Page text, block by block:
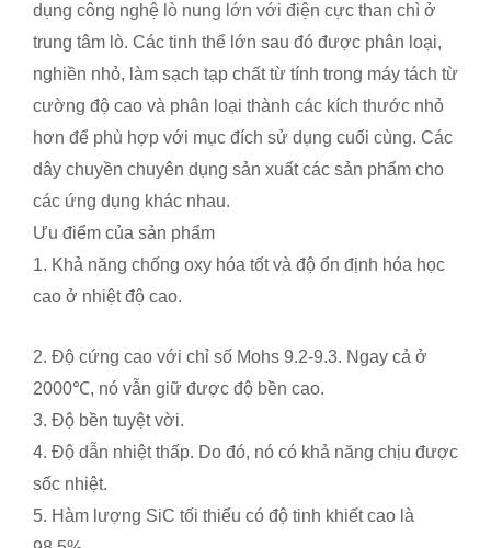
dụng công nghệ lò nung lớn với điện cực than chì ở
trung tâm lò. Các tinh thể lớn sau đó được phân loại,
nghiền nhỏ, làm sạch tạp chất từ ​​tính trong máy tách từ
cường độ cao và phân loại thành các kích thước nhỏ
hơn để phù hợp với mục đích sử dụng cuối cùng. Các
dây chuyền chuyên dụng sản xuất các sản phẩm cho
các ứng dụng khác nhau.
Ưu điểm của sản phẩm
1. Khả năng chống oxy hóa tốt và độ ổn định hóa học
cao ở nhiệt độ cao.
2. Độ cứng cao với chỉ số Mohs 9.2-9.3. Ngay cả ở
2000℃, nó vẫn giữ được độ bền cao.
3. Độ bền tuyệt vời.
4. Độ dẫn nhiệt thấp. Do đó, nó có khả năng chịu được
sốc nhiệt.
5. Hàm lượng SiC tối thiểu có độ tinh khiết cao là